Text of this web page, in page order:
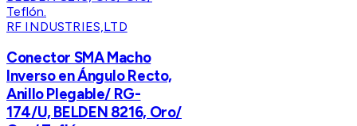
RF INDUSTRIES,LTD
Conector SMA Macho
Inverso en Ángulo Recto,
Anillo Plegable/ RG-
174/U, BELDEN 8216, Oro/